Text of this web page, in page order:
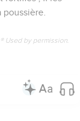
Used by permission.